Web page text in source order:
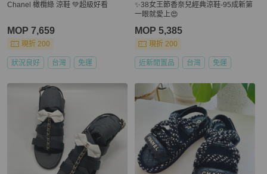
Chanel 橄欖綠 涼鞋 💚超級好看
MOP 7,659
現折 200
狀況良好 台灣 免運
✨38女王節香奈兒經典涼鞋-95成新第
一眼就愛上😍
MOP 5,385
現折 200
近新閒置品 台灣 免運